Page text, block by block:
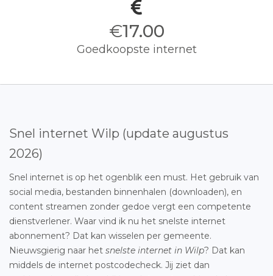
€17.00
Goedkoopste internet
Snel internet Wilp (update augustus
2026)
Snel internet is op het ogenblik een must. Het gebruik van
social media, bestanden binnenhalen (downloaden), en
content streamen zonder gedoe vergt een competente
dienstverlener. Waar vind ik nu het snelste internet
abonnement? Dat kan wisselen per gemeente.
Nieuwsgierig naar het snelste internet in Wilp? Dat kan
middels de internet postcodecheck. Jij ziet dan